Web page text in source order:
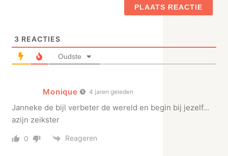
3 REACTIES
Oudste
Monique 4 jaren geleden
Janneke de bijl verbeter de wereld en begin bij jezelf…
azijn zeikster
0 Reageren